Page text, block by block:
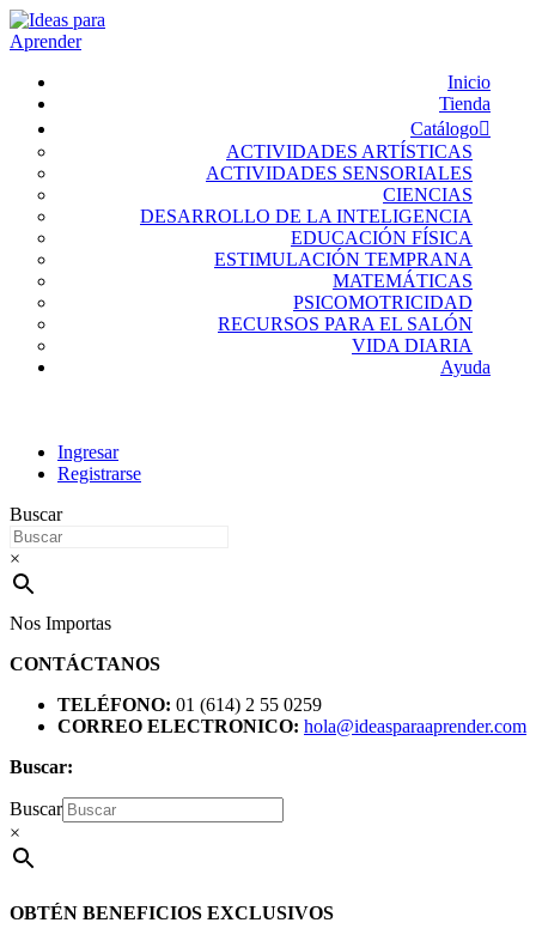
Inicio
Tienda
Catálogo
ACTIVIDADES ARTÍSTICAS
ACTIVIDADES SENSORIALES
CIENCIAS
DESARROLLO DE LA INTELIGENCIA
EDUCACIÓN FÍSICA
ESTIMULACIÓN TEMPRANA
MATEMÁTICAS
PSICOMOTRICIDAD
RECURSOS PARA EL SALÓN
VIDA DIARIA
Ayuda
Ingresar
Registrarse
Buscar
×
Nos Importas
CONTÁCTANOS
TELÉFONO: 01 (614) 2 55 0259
CORREO ELECTRONICO: hola@ideasparaaprender.com
Buscar:
Buscar
×
OBTÉN BENEFICIOS EXCLUSIVOS